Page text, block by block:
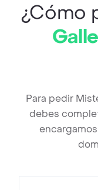
¿Cómo
Para pedir
debes